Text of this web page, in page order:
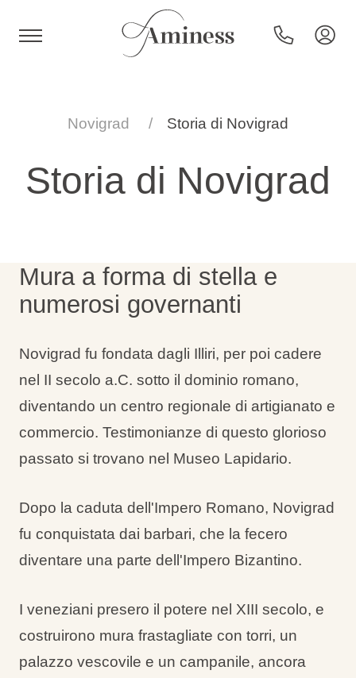
Hotel e resort
Offerte speciali
Tipi di vacanza
Programma Ami Loyalty
Blog
Novigrad Storia di Novigrad
Storia di Novigrad
Mura a forma di stella e
numerosi governanti
Novigrad fu fondata dagli Illiri, per poi cadere
nel II secolo a.C. sotto il dominio romano,
diventando un centro regionale di artigianato e
commercio. Testimonianze di questo glorioso
passato si trovano nel Museo Lapidario.
Dopo la caduta dell'Impero Romano, Novigrad
fu conquistata dai barbari, che la fecero
diventare una parte dell'Impero Bizantino.
I veneziani presero il potere nel XIII secolo, e
costruirono mura frastagliate con torri, un
palazzo vescovile e un campanile, ancora